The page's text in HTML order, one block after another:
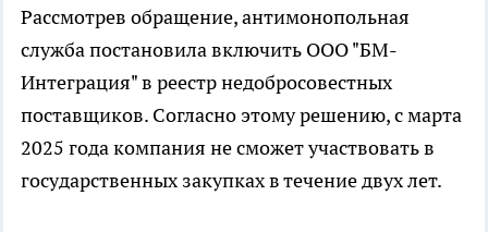
Рассмотрев обращение, антимонопольная
служба постановила включить ООО "БМ-
Интеграция" в реестр недобросовестных
поставщиков. Согласно этому решению, с марта
2025 года компания не сможет участвовать в
государственных закупках в течение двух лет.